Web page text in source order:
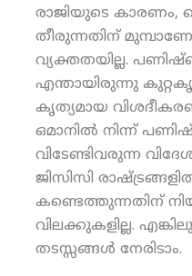
രാജിയുടെ കാരണം,
തീരുന്നതിന്
വ്യക്തതയില്ല.
എന്തായിരുന്നു
കൃത്യമായ
ഒമാനില്‍ നിന്ന്
വിടേണ്ടിവരുന്ന
ജിസിസി
കണ്ടെത്തുന്നതിന്
വിലക്കുകളില്ല.
തടസ്സങ്ങള്‍ നേരിടാം.